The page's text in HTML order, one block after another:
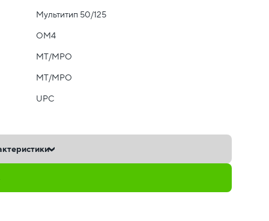
Мультитип 50/125
OM4
MT/MPO
MT/MPO
UPC